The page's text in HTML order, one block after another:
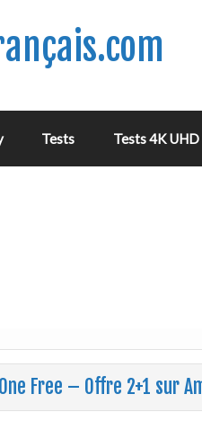
Tests Tests 4K UHD
Free – Offre 2+1 sur